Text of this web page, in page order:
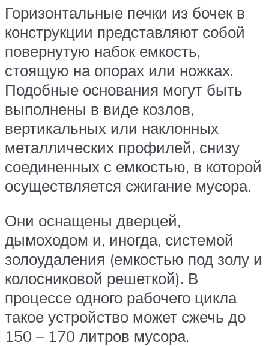
Горизонтальные печки из бочек в
конструкции представляют собой
повернутую набок емкость,
стоящую на опорах или ножках.
Подобные основания могут быть
выполнены в виде козлов,
вертикальных или наклонных
металлических профилей, снизу
соединенных с емкостью, в которой
осуществляется сжигание мусора.
Они оснащены дверцей,
дымоходом и, иногда, системой
золоудаления (емкостью под золу и
колосниковой решеткой). В
процессе одного рабочего цикла
такое устройство может сжечь до
150 – 170 литров мусора.